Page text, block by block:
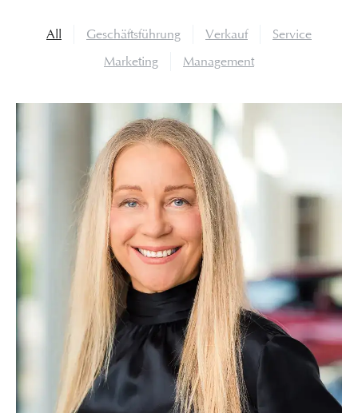
All Geschäftsführung Verkauf
Service
Marketing
Management